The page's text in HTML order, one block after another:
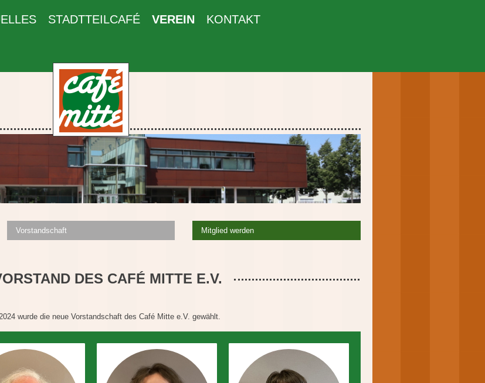
STADTTEILCAFÉ VEREIN KONTAKT
Vorstandschaft Mitglied werden
DES CAFÉ MITTE E.V.
wurde die neue Vorstandschaft des Café Mitte e.V. gewählt.